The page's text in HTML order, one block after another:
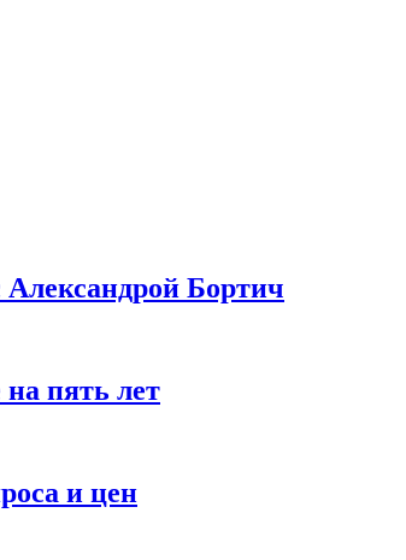
Бортич
пять лет
и цен